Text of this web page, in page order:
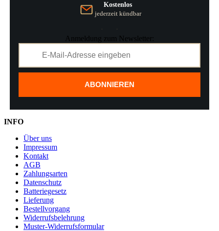
Kostenlos
jederzeit kündbar
Anmeldung zum Newsletter:
ABONNIEREN
INFO
Über uns
Impressum
Kontakt
AGB
Zahlungsarten
Datenschutz
Batteriegesetz
Lieferung
Bestellvorgang
Widerrufsbelehrung
Muster-Widerrufsformular